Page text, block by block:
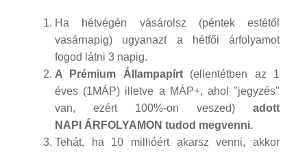
Ha hétvégén vásárolsz (péntek estétől
vasárnapig) ugyanazt a hétfői árfolyamot
fogod látni 3 napig.
A Prémium Állampapírt (ellentétben az 1
éves (1MÁP) illetve a MÁP+, ahol "jegyzés"
van, ezért 100%-on veszed) adott
NAPI ÁRFOLYAMON tudod megvenni.
Tehát, ha 10 millióért akarsz venni, akkor